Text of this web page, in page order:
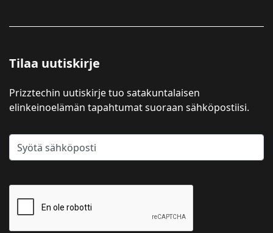
Tilaa uutiskirje
Prizztechin uutiskirje tuo satakuntalaisen
elinkeinoelämän tapahtumat suoraan sähköpostiisi.